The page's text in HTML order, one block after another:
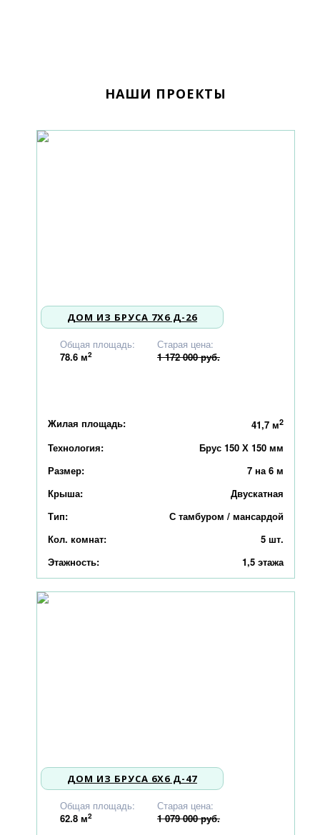
НАШИ ПРОЕКТЫ
ДОМ ИЗ БРУСА 7X6 Д-26
Старая цена:
1 172 000 руб.
Общая площадь:
78.6 м2
Жилая площадь: 41,7 м2
Технология:
Брус 150 Х 150 мм
Размер:
7 на 6 м
Крыша:
Двускатная
Тип:
С тамбуром / мансардой
Кол. комнат:
5 шт.
Этажность:
1,5 этажа
ДОМ ИЗ БРУСА 6X6 Д-47
Старая цена:
1 079 000 руб.
Общая площадь:
62.8 м2